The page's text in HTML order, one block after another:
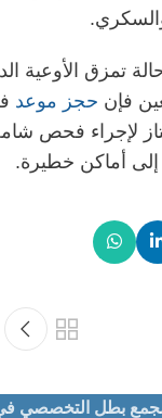
تمزق الأوعية
فإن حجز موعد
لإجراء فحص
إلى أماكن خطيرة.
بطل التخصصي